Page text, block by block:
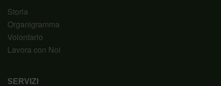
Storia
Organigramma
Volontario
Lavora con Noi
SERVIZI